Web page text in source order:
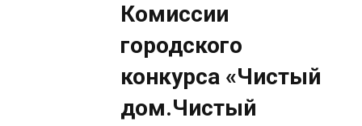
Комиссии
городского
конкурса «Чистый
дом.Чистый